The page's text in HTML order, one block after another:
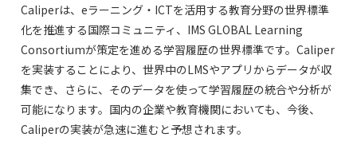
Caliperは、eラーニング・ICTを活用する教育分野の世界標準
化を推進する国際コミュニティ、IMS GLOBAL Learning
Consortiumが策定を進める学習履歴の世界標準です。Caliper
を実装することにより、世界中のLMSやアプリからデータが収
集でき、さらに、そのデータを使って学習履歴の統合や分析が
可能になります。国内の企業や教育機関においても、今後、
Caliperの実装が急速に進むと予想されます。